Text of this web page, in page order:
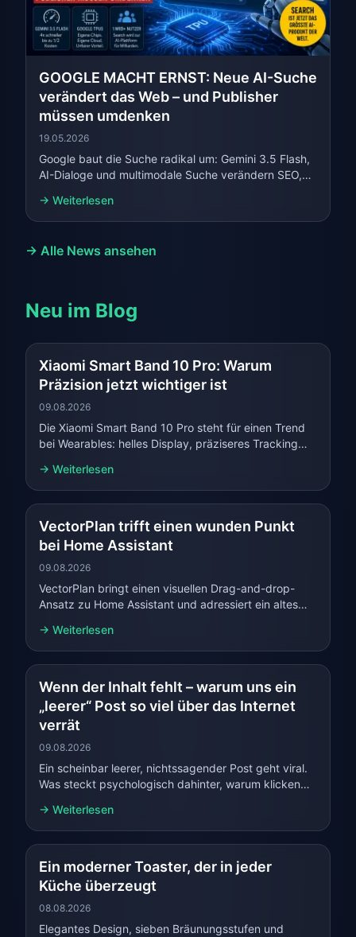
GOOGLE MACHT ERNST: Neue AI-Suche
verändert das Web – und Publisher
müssen umdenken
19.05.2026
Google baut die Suche radikal um: Gemini 3.5 Flash,
AI-Dialoge und multimodale Suche verändern SEO,
→ Weiterlesen
→ Alle News ansehen
Neu im Blog
Xiaomi Smart Band 10 Pro: Warum
Präzision jetzt wichtiger ist
09.08.2026
Die Xiaomi Smart Band 10 Pro steht für einen Trend
bei Wearables: helles Display, präziseres Tracking
→ Weiterlesen
VectorPlan trifft einen wunden Punkt
bei Home Assistant
09.08.2026
VectorPlan bringt einen visuellen Drag-and-drop-
Ansatz zu Home Assistant und adressiert ein altes
→ Weiterlesen
Wenn der Inhalt fehlt – warum uns ein
„leerer“ Post so viel über das Internet
verrät
09.08.2026
Ein scheinbar leerer, nichtssagender Post geht viral.
Was steckt psychologisch dahinter, warum klicken
→ Weiterlesen
Ein moderner Toaster, der in jeder
Küche überzeugt
08.08.2026
Elegantes Design, sieben Bräunungsstufen und